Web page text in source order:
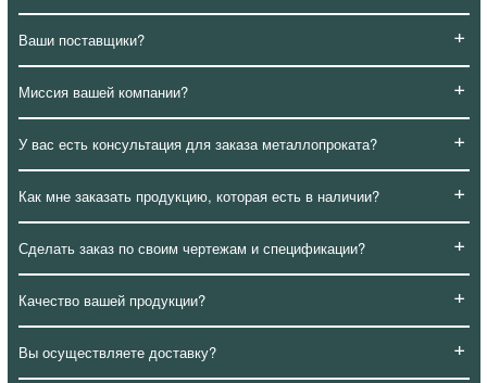
+
Ваши поставщики?
+
Миссия вашей компании?
+
У вас есть консультация для заказа металлопроката?
+
Как мне заказать продукцию, которая есть в наличии?
+
Сделать заказ по своим чертежам и спецификации?
+
Качество вашей продукции?
+
Вы осуществляете доставку?